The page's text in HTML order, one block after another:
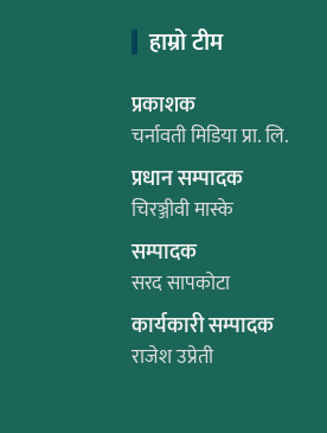
हाम्रो टीम
प्रकाशक
चर्नावती मिडिया प्रा. लि.
प्रधान सम्पादक
चिरञ्जीवी मास्के
सम्पादक
सरद सापकोटा
कार्यकारी सम्पादक
राजेश उप्रेती